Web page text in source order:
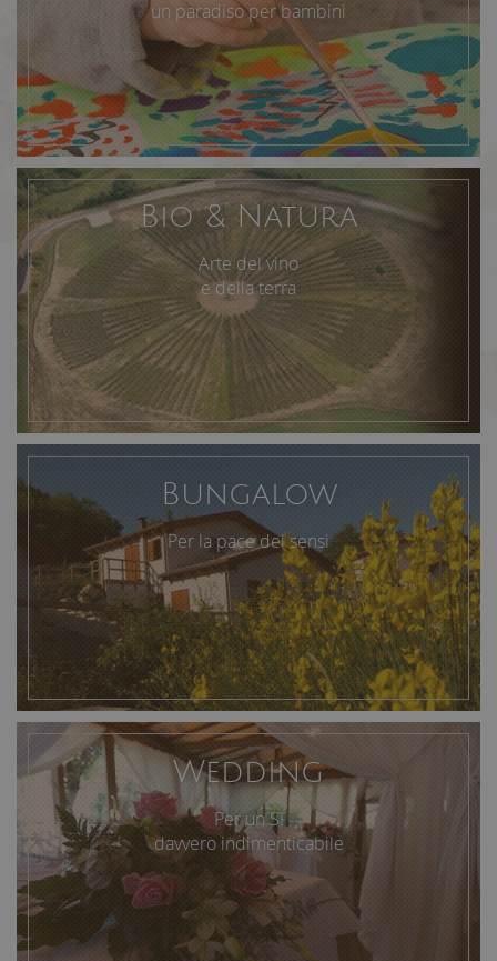
un paradiso per bambini
Bio & Natura
Arte del vino
e della terra
Bungalow
Per la pace dei sensi
Wedding
Per un SI
davvero indimenticabile
Nome
Provider /
Dominio
Scadenza Descrizione
landia.com
settimana